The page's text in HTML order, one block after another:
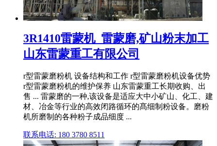
3R1410雷蒙机_雷蒙磨,矿山粉末加工
山东雷蒙重工有限公司
r型雷蒙磨粉机 设备结构和工作 r型雷蒙磨粉机设备优势
r型雷蒙磨粉机的维护保养 山东雷蒙重工长期收购、出
售 ... 雷蒙磨的一种,该设备是适应大中小矿山、化工、建
材、冶金等行业的高效闭路循环的髙细制粉设备。磨粉
机所磨制的各种粉子成品细度 ...
联系电话: 180 3780 8511